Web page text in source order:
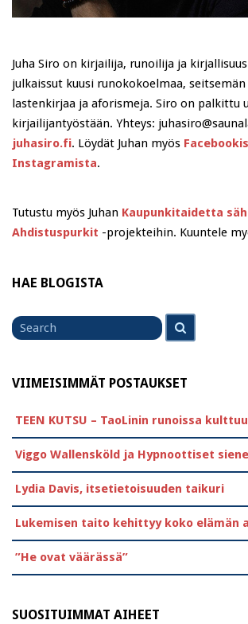
Juha Siro on kirjailija, runoilija ja
julkaissut kuusi runokokoelmaa,
lastenkirjaa ja aforismeja. Siro on palkittu
kirjailijantyöstään. Yhteys:
juhasiro.fi. Löydät Juhan myös
Instagramista.
Tutustu myös Juhan Kaupunkitaidetta
Ahdistuspurkit -projekteihin. Kuuntele
HAE BLOGISTA
Search
for
VIIMEISIMMÄT POSTAUKSET
TEEN KUTSU – TaoLinin runoissa
Viggo Wallensköld ja Hypnoottiset
Lydia Davis, itsetietoisuuden taikuri
Lukemisen taito kehittyy koko elämän
”He ovat väärässä”
SUOSITUIMMAT AIHEET